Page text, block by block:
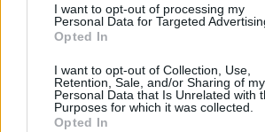
I want to opt-out of processing my
Personal Data for Targeted
Opted In
I want to opt-out of Collection, Use,
Retention, Sale, and/or Sharing of my
Personal Data that Is Unrelated with
Purposes for which it was collected.
Opted In
themeliotechniki_1347254